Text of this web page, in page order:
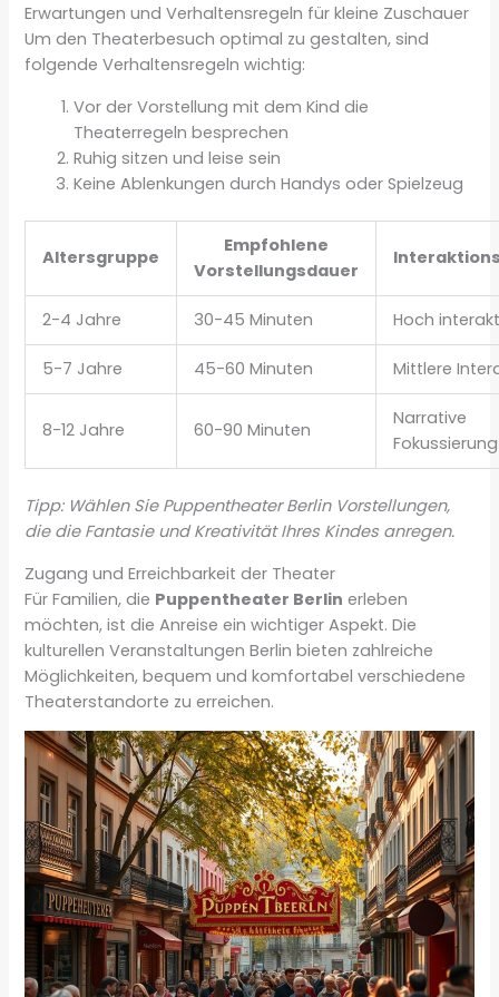
Erwartungen und Verhaltensregeln für kleine Zuschauer
Um den Theaterbesuch optimal zu gestalten, sind
folgende Verhaltensregeln wichtig:
Vor der Vorstellung mit dem Kind die
Theaterregeln besprechen
Ruhig sitzen und leise sein
Keine Ablenkungen durch Handys oder Spielzeug
Altersgruppe
Empfohlene
Vorstellungsdauer
2-4 Jahre 30-45 Minuten Hoch
5-7 Jahre 45-60 Minuten Mittlere
8-12 Jahre 60-90 Minuten
Narrative
Fokussierung
Tipp: Wählen Sie Puppentheater Berlin Vorstellungen,
die die Fantasie und Kreativität Ihres Kindes anregen.
Zugang und Erreichbarkeit der Theater
Für Familien, die Puppentheater Berlin erleben
möchten, ist die Anreise ein wichtiger Aspekt. Die
kulturellen Veranstaltungen Berlin bieten zahlreiche
Möglichkeiten, bequem und komfortabel verschiedene
Theaterstandorte zu erreichen.